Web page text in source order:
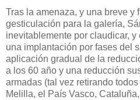
Tras la amenaza, y una breve y
gesticulación para la galería,
inevitablemente por claudicar,
una implantación por fases del
aplicación gradual de la
a los 60 año y una reducción
armadas (tal vez retirando
Melilla, el País Vasco,